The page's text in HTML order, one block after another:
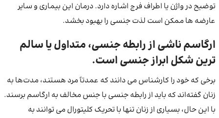
توضیح در واژن یا اطراف فرج اشاره دارد. درمان این بیماری و سایر
عارضه ها ممکن است لذت جنسی را بهبود بخشد.
ارگاسم ناشی از رابطه جنسی، متداول یا سالم
ترین شکل ابراز جنسی است.
برخی که خود را کارشناس می دانند که عمدتاً مرد هستند، مدت‌ها به
زنان گفته‌اند که باید از رابطه جنسی با جنس‌ مخالف به ارگاسم برسند.
با این حال، بسیاری از زنان تنها با تحریک کلیتورال می توانند به